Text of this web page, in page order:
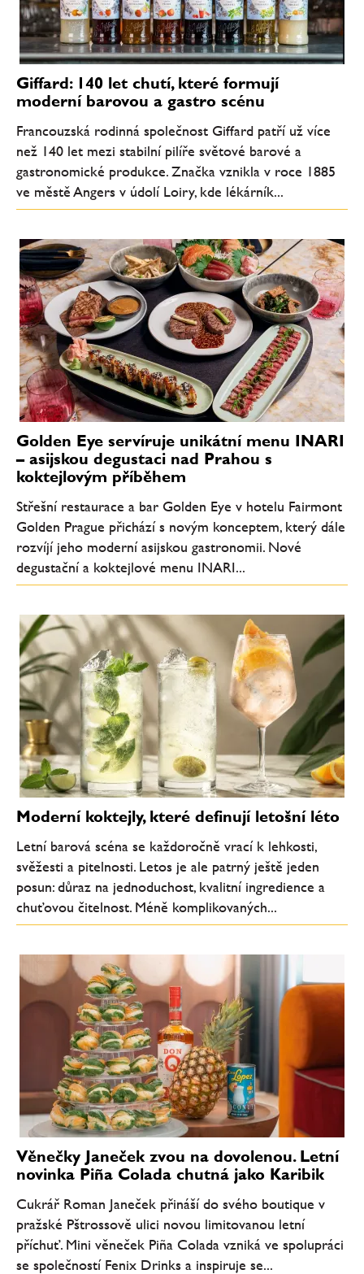
Giffard: 140 let chutí, které formují
moderní barovou a gastro scénu
Francouzská rodinná společnost Giffard patří už více
než 140 let mezi stabilní pilíře světové barové a
gastronomické produkce. Značka vznikla v roce 1885
ve městě Angers v údolí Loiry, kde lékárník...
Golden Eye servíruje unikátní menu INARI
– asijskou degustaci nad Prahou s
koktejlovým příběhem
Střešní restaurace a bar Golden Eye v hotelu Fairmont
Golden Prague přichází s novým konceptem, který dále
rozvíjí jeho moderní asijskou gastronomii. Nové
degustační a koktejlové menu INARI...
Moderní koktejly, které definují letošní léto
Letní barová scéna se každoročně vrací k lehkosti,
svěžesti a pitelnosti. Letos je ale patrný ještě jeden
posun: důraz na jednoduchost, kvalitní ingredience a
chuťovou čitelnost. Méně komplikovaných...
Věnečky Janeček zvou na dovolenou. Letní
novinka Piña Colada chutná jako Karibik
Cukrář Roman Janeček přináší do svého boutique v
pražské Pštrossově ulici novou limitovanou letní
příchuť. Mini věneček Piña Colada vzniká ve spolupráci
se společností Fenix Drinks a inspiruje se...